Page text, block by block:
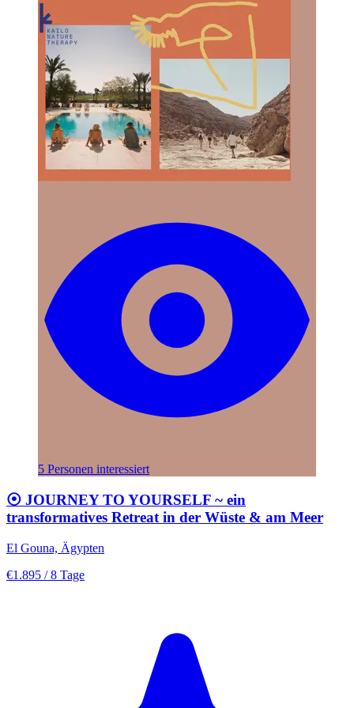
5 Personen interessiert
⦿ JOURNEY TO YOURSELF ~ ein
transformatives Retreat in der Wüste & am Meer
El Gouna, Ägypten
€1.895 / 8 Tage